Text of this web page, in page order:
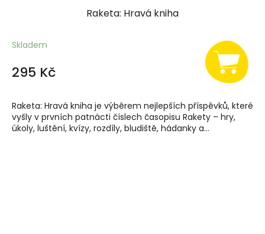
Raketa: Hravá kniha
Skladem
295 Kč
Raketa: Hravá kniha je výběrem nejlepších příspěvků, které
vyšly v prvních patnácti číslech časopisu Rakety – hry,
úkoly, luštění, kvízy, rozdíly, bludiště, hádanky a...